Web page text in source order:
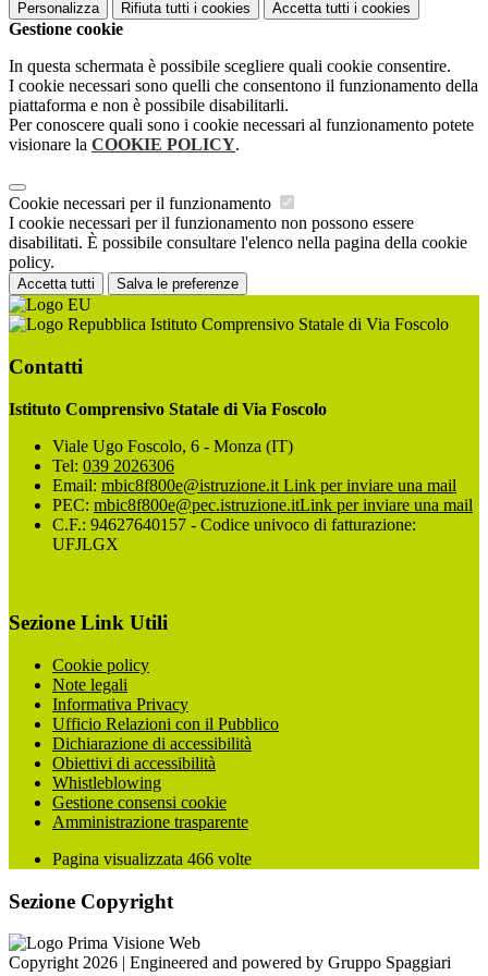
Personalizza Rifiuta tutti i cookies Accetta tutti i cookies
Gestione cookie
In questa schermata è possibile scegliere quali cookie consentire.
I cookie necessari sono quelli che consentono il funzionamento della
piattaforma e non è possibile disabilitarli.
Per conoscere quali sono i cookie necessari al funzionamento potete
visionare la COOKIE POLICY.
Cookie necessari per il funzionamento
I cookie necessari per il funzionamento non possono essere
disabilitati. È possibile consultare l'elenco nella pagina della cookie
policy.
Accetta tutti Salva le preferenze
Istituto Comprensivo Statale di Via Foscolo
Contatti
Istituto Comprensivo Statale di Via Foscolo
Viale Ugo Foscolo, 6 - Monza (IT)
Tel: 039 2026306
Email: mbic8f800e@istruzione.it Link per inviare una mail
PEC: mbic8f800e@pec.istruzione.itLink per inviare una mail
C.F.: 94627640157 - Codice univoco di fatturazione:
UFJLGX
Sezione Link Utili
Cookie policy
Note legali
Informativa Privacy
Ufficio Relazioni con il Pubblico
Dichiarazione di accessibilità
Obiettivi di accessibilità
Whistleblowing
Gestione consensi cookie
Amministrazione trasparente
Pagina visualizzata 466 volte
Sezione Copyright
Copyright 2026 | Engineered and powered by Gruppo Spaggiari